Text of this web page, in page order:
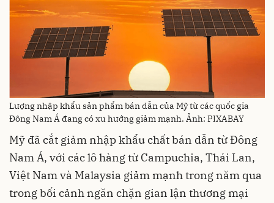
Lượng nhập khẩu sản phẩm bán dẫn của Mỹ từ các quốc gia
Đông Nam Á đang có xu hướng giảm mạnh. Ảnh: PIXABAY
Mỹ đã cắt giảm nhập khẩu chất bán dẫn từ Đông
Nam Á, với các lô hàng từ Campuchia, Thái Lan,
Việt Nam và Malaysia giảm mạnh trong năm qua
trong bối cảnh ngăn chặn gian lận thương mại